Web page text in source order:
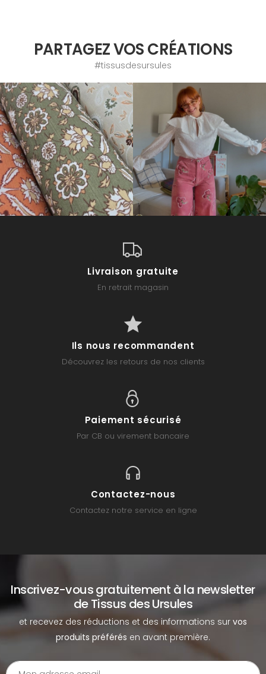
PARTAGEZ VOS CRÉATIONS
#tissusdesursules
Livraison gratuite
En retrait magasin
Ils nous recommandent
Découvrez les retours de nos clients
Paiement sécurisé
Par CB ou virement bancaire
Contactez-nous
Contactez notre service en ligne
Inscrivez-vous gratuitement à la newsletter
de Tissus des Ursules
et recevez des réductions et des informations sur vos
produits préférés en avant première.